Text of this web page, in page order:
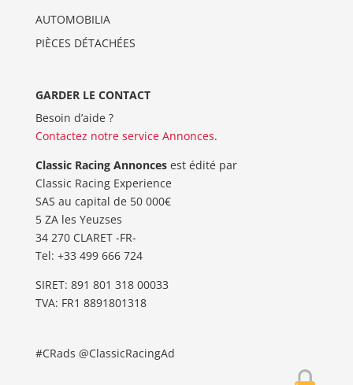
AUTOMOBILIA
PIÈCES DÉTACHÉES
GARDER LE CONTACT
Besoin d’aide ?
Contactez notre service Annonces.
Classic Racing Annoncesest édité par
Classic Racing Experience
SAS au capital de 50 000€
5 ZA les Yeuzses
34 270 CLARET -FR-
Tel: ‭+33 499 666 724‬
SIRET: 891 801 318 00033
TVA: FR1 8891801318
#CRads @ClassicRacingAd